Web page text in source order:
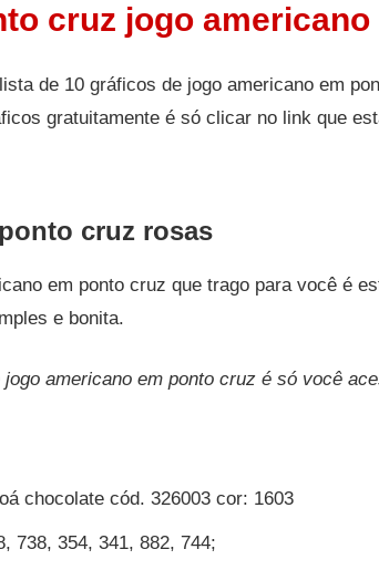
cruz jogo americano
de 10 gráficos de jogo americano em
gratuitamente é só clicar no link que
cruz rosas
em ponto cruz que trago para você é
e bonita.
americano em ponto cruz é só você
chocolate cód. 326003 cor: 1603
738, 354, 341, 882, 744;